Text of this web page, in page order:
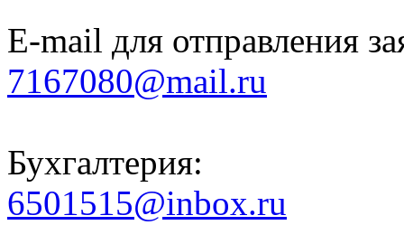
E-mail для отправления
7167080@mail.ru
Бухгалтерия:
6501515@inbox.ru